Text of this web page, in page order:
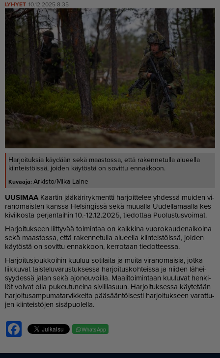
LYHYET 10.12.2025 8.35
Harjoituksia käydään sekä maastossa, että rakennetulla alueella
kiinteistöissä, joiden käytöstä on sovittu ennakkoon.
Arkisto/Mika Laine
UU­SI­MAA Kaar­tin jää­kä­ri­ryk­ment­ti har­joit­te­lee yh­des­sä mui­den vi­
ra­no­mais­ten kans­sa Hel­sin­gis­sä sekä muu­al­la Uu­del­la­maal­la kes­
ki­vii­kos­ta per­jan­tai­hin 10.-12.12.2025, tie­dot­taa Puo­lus­tus­voi­mat.
Har­joi­tuk­seen liit­ty­vää toi­min­taa on kaik­ki­na vuo­ro­kau­de­nai­koi­na
sekä maas­tos­sa, et­tä ra­ken­ne­tul­la alu­eel­la kiin­teis­töis­sä, joi­den
käy­tös­tä on so­vit­tu en­nak­koon, ker­ro­taan tie­dot­tees­sa.
Har­joi­tus­jouk­koi­hin kuu­luu so­ti­lai­ta ja mui­ta vi­ra­no­mai­sia, jot­ka
liik­ku­vat tais­te­lu­va­rus­tuk­ses­sa har­joi­tus­koh­teis­sa ja nii­den lä­hei­
syy­des­sä ja­lan sekä ajo­neu­voil­la. Maa­li­toi­min­taan kuu­lu­vat hen­ki­
löt voi­vat ol­la pu­keu­tu­nei­na si­vii­li­a­suun. Har­joi­tuk­ses­sa käy­te­tään
har­joi­tu­sam­pu­ma­tar­vik­kei­ta pää­sään­töi­ses­ti har­joi­tuk­seen va­rat­tu­
jen kiin­teis­tö­jen si­sä­puo­lel­la.
Facebook WhatsApp